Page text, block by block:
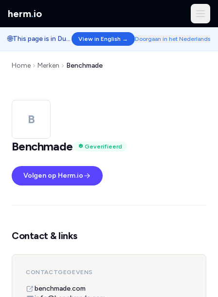
herm.io
🌐 This page is in Dutch. View in English → Doorgaan in het Nederlands
Home Merken Benchmade
B
Benchmade
Geverifieerd
Volgen op Herm.io
Contact & links
CONTACTGEGEVENS
benchmade.com